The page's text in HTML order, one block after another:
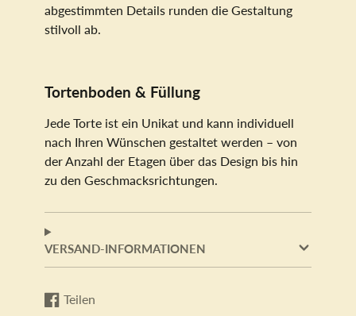
abgestimmten Details runden die Gestaltung
stilvoll ab.
Tortenboden & Füllung
Jede Torte ist ein Unikat und kann individuell
nach Ihren Wünschen gestaltet werden – von
der Anzahl der Etagen über das Design bis hin
zu den Geschmacksrichtungen.
VERSAND-INFORMATIONEN
Teilen
Auf
Wird